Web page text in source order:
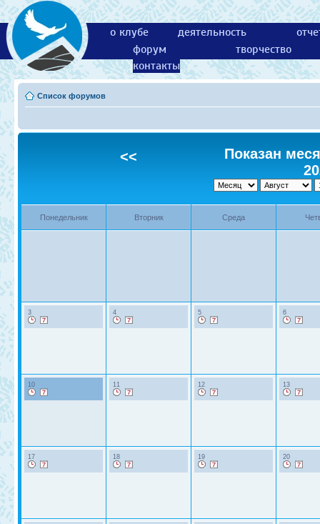
о клубе деятельность
форум
творчество
контакты
Список форумов
<<
Показан
Понедельник Вторник Среда
3 4 5 6
10 11 12 13
17 18 19 20